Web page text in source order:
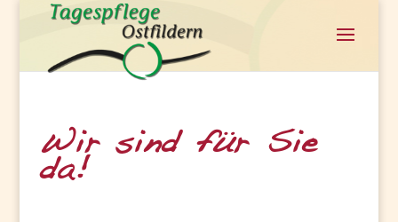
Wir sind für Sie
da!